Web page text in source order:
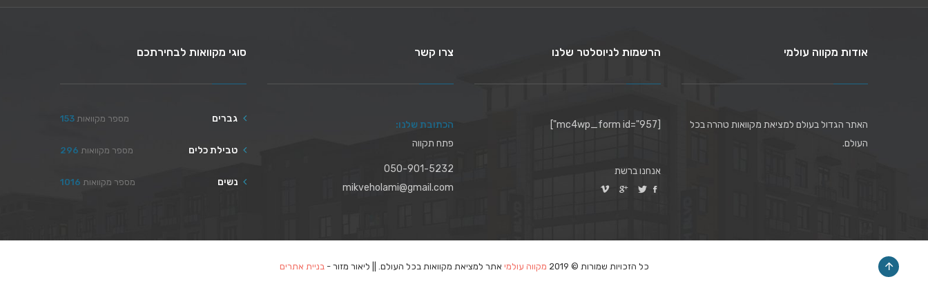
אודות מקווה עולמי
האתר הגדול בעולם למציאת מקוואות טהרה בכל
העולם.
הרשמות לניוסלטר שלנו
[mc4wp_form id="957"]
אנחנו ברשת
צרו קשר
הכתובת שלנו:
פתח תקווה
050-901-5232
mikveholami@gmail.com
סוגי מקוואות לבחירתכם
גברים 153 מספר מקוואות
טבילת כלים 296 מספר מקוואות
נשים 1016 מספר מקוואות
כל הזכויות שמורות © 2019 מקווה עולמי אתר למציאת מקוואות בכל העולם. || ליאור מזור -בניית אתרים